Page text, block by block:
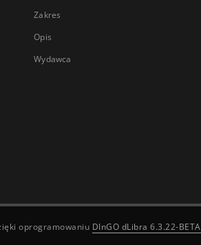
Zakres
Opis
Wydawca
oprogramowaniu DInGO dLibra 6.3.22-BETA